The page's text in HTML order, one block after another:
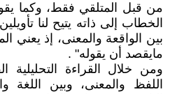
من قبل المتلقي فقط، وكما
الخطاب إلى ذاته يتيح لنا
بين الواقعة والمعنى، إذ يعني
مايقصد أن يقوله" .
ومن خلال القراءة التحليلية
اللفظ والمعنى، وبين اللغة